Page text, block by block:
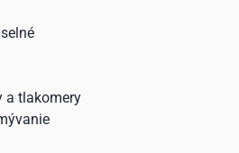
a tlakomery